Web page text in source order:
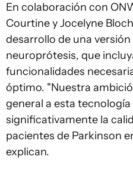
En colaboración con
Courtine y Jocelyne
desarrollo de una
neuroprótesis, que
funcionalidades
óptimo. "Nuestra
general a esta
significativamente la
pacientes de Parkinson
explican.